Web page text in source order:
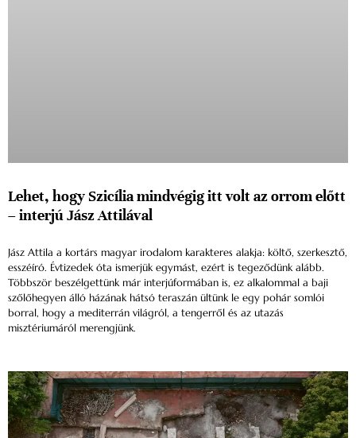
Lehet, hogy Szicília mindvégig itt volt az orrom előtt
– interjú Jász Attilával
Jász Attila a kortárs magyar irodalom karakteres alakja: költő, szerkesztő,
esszéíró. Évtizedek óta ismerjük egymást, ezért is tegeződünk alább.
Többször beszélgettünk már interjúformában is, ez alkalommal a baji
szőlőhegyen álló házának hátsó teraszán ültünk le egy pohár somlói
borral, hogy a mediterrán világról, a tengerről és az utazás
misztériumáról merengjünk.